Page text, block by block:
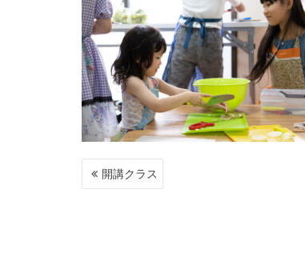
投
稿
開講クラス